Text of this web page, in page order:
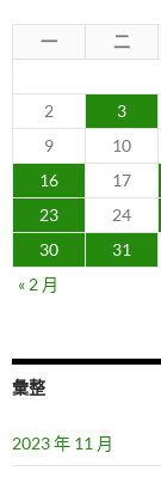
一 二
2
3
9
10
16
17
23
24
30
31
« 2 月
彙整
2023 年 11 月